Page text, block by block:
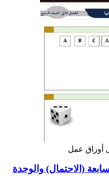
أوراق عمل
(الاحتمال) والوحدة